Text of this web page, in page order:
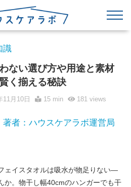
識
ない選び方や用途と素材
く揃える秘訣
11月10日 15 min 181views
著者：ハウスケアラボ運営局
ェイスタオルは吸水が物足りない—
か。物干し幅40cmのハンガーでも干